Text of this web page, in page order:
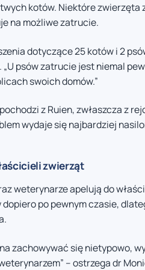
kotów. Niektóre zwierzęta
na możliwe zatrucie.
dotyczące 25 kotów i 2
psów zatrucie jest niemal
swoich domów.”
z Ruien, zwłaszcza z
wydaje się najbardziej
zwierząt
weterynarze apelują do
dopiero po pewnym czasie,
zachowywać się nietypowo,
– ostrzega dr